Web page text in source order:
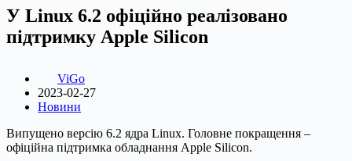
У Linux 6.2 офіційно реалізовано
підтримку Apple Silicon
ViGo
2023-02-27
Новини
Випущено версію 6.2 ядра Linux. Головне покращення –
офіційна підтримка обладнання Apple Silicon.